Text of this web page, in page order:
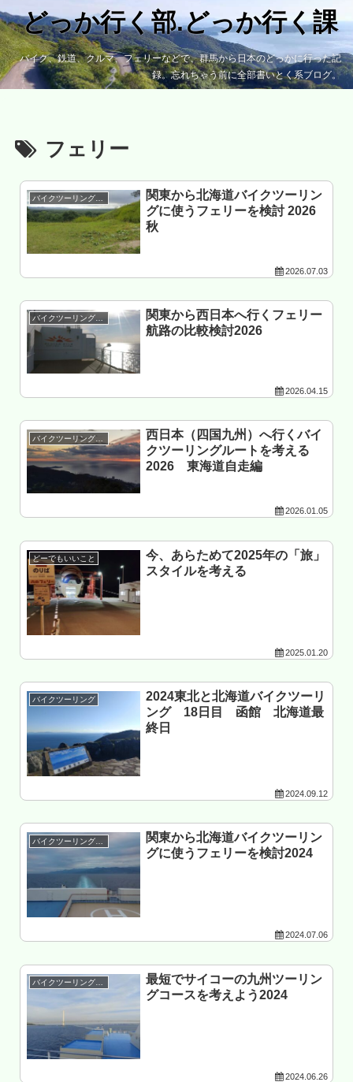
どっか行く部.どっか行く課
バイク、鉄道、クルマ、フェリーなどで、群馬から日本のどっかに行った記
録。忘れちゃう前に全部書いとく系ブログ。
フェリー
バイクツーリング準備
関東から北海道バイクツーリン
グに使うフェリーを検討 2026
秋
2026.07.03
バイクツーリング準備
関東から西日本へ行くフェリー
航路の比較検討2026
2026.04.15
バイクツーリング準備
西日本（四国九州）へ行くバイ
クツーリングルートを考える
2026 東海道自走編
2026.01.05
どーでもいいこと
今、あらためて2025年の「旅」
スタイルを考える
2025.01.20
バイクツーリング
2024東北と北海道バイクツーリ
ング 18日目 函館 北海道最
終日
2024.09.12
バイクツーリング準備
関東から北海道バイクツーリン
グに使うフェリーを検討2024
2024.07.06
バイクツーリング準備
最短でサイコーの九州ツーリン
グコースを考えよう2024
2024.06.26